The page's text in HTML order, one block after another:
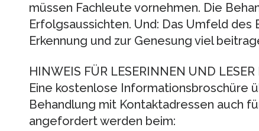
müssen Fachleute vornehmen. Die
Erfolgsaussichten. Und: Das Umfeld
Erkennung und zur Genesung viel
HINWEIS FÜR LESERINNEN UND
Eine kostenlose Informationsbroschüre
Behandlung mit Kontaktadressen auch
angefordert werden beim: